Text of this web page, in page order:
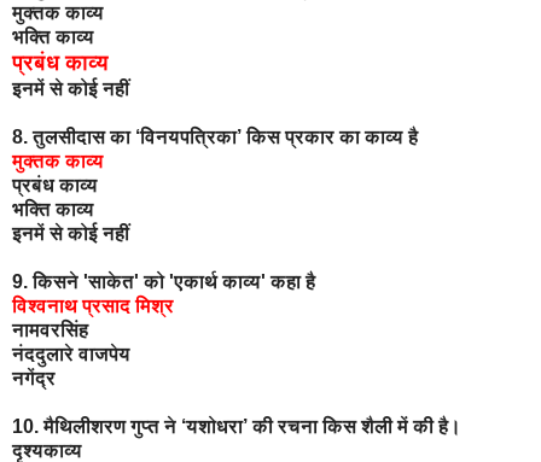
मुक्तक काव्य
भक्ति काव्य
प्रबंध काव्य
इनमें से कोई नहीं
8. तुलसीदास का ‘विनयपत्रिका’ किस प्रकार का काव्य है
मुक्तक काव्य
प्रबंध काव्य
भक्ति काव्य
इनमें से कोई नहीं
9. किसने 'साकेत' को 'एकार्थ काव्य' कहा है
विश्वनाथ प्रसाद मिश्र
नामवरसिंह
नंददुलारे वाजपेय
नगेंद्र
10. मैथिलीशरण गुप्त ने ‘यशोधरा’ की रचना किस शैली में की है।
दृश्यकाव्य